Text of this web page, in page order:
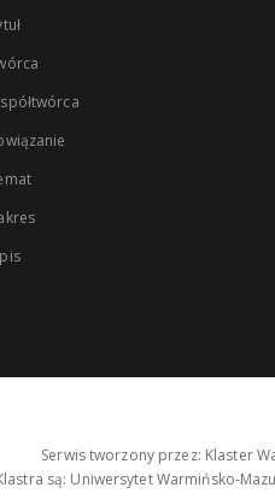
Serwis tworzony przez: Klaster
są: Uniwersytet Warmińsko-